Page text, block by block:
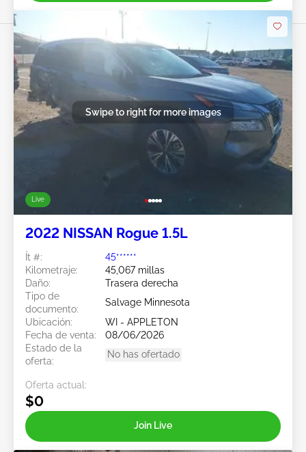
Live
Swipe to right for more images
2022 NISSAN Rogue 1.5L
Ít #:
45******
Kilometraje:
45,067 millas
Daño:
Trasera derecha
Tipo de
documento:
Salvage Minnesota
Ubicación:
WI - APPLETON
Fecha de venta:
08/06/2026
Estado de la
oferta:
No has ofertado
Oferta actual:
$0
Join Live